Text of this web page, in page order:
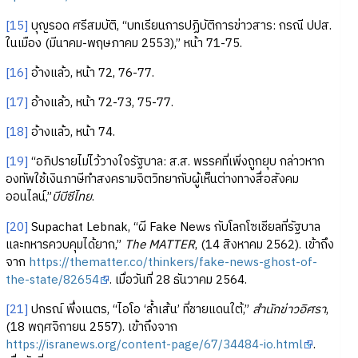
[15] บุญรอด ศรีสมบัติ, “บทเรียนการปฏิบัติการข่าวสาร: กรณี ปปส.
ในเมือง (มีนาคม-พฤษภาคม 2553),” หน้า 71-75.
[16] อ้างแล้ว, หน้า 72, 76-77.
[17] อ้างแล้ว, หน้า 72-73, 75-77.
[18] อ้างแล้ว, หน้า 74.
[19] “อภิปรายไม่ไว้วางใจรัฐบาล: ส.ส. พรรคที่เพิ่งถูกยุบ กล่าวหาก
องทัพใช้เงินภาษีทำสงครามจิตวิทยากับผู้เห็นต่างทางสื่อสังคม
ออนไลน์,”บีบีซีไทย.
[20] Supachat Lebnak, “ผี Fake News กับโลกโซเชียลที่รัฐบาล
และทหารควบคุมได้ยาก,” The MATTER, (14 สิงหาคม 2562). เข้าถึง
จาก https://thematter.co/thinkers/fake-news-ghost-of-
the-state/82654 . เมื่อวันที่ 28 ธันวาคม 2564.
[21] ปกรณ์ พึ่งเนตร, “ไอโอ ‘ล้ำเส้น’ ที่ชายแดนใต้,” สำนักข่าวอิศรา,
(18 พฤศจิกายน 2557). เข้าถึงจาก
https://isranews.org/content-page/67/34484-io.html .